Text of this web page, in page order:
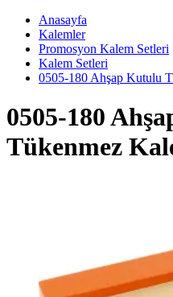
Anasayfa
Kalemler
Promosyon Kalem Setleri
Kalem Setleri
0505-180 Ahşap Kutulu
0505-180
Tükenmez